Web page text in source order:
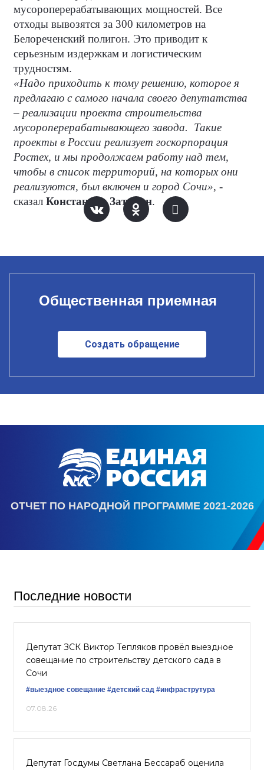
мусороперерабатывающих мощностей. Все
отходы вывозятся за 300 километров на
Белореченский полигон. Это приводит к
серьезным издержкам и логистическим
трудностям.
«Надо приходить к тому решению, которое я
предлагаю с самого начала своего депутатства
– реализации проекта строительства
мусороперерабатывающего завода.
Такие
проекты в России реализует госкорпорация
Ростех, и мы продолжаем работу над тем,
чтобы в список территорий, на которых они
реализуются, был включен и город Сочи», -
сказал Константин Затулин.
Общественная приемная
Создать обращение
ОТЧЕТ ПО НАРОДНОЙ ПРОГРАММЕ 2021-2026
Последние новости
Депутат ЗСК Виктор Тепляков провёл выездное
совещание по строительству детского сада в
Сочи
#выездное совещание #детский сад #инфраструтура
07.08.26
Депутат Госдумы Светлана Бессараб оценила